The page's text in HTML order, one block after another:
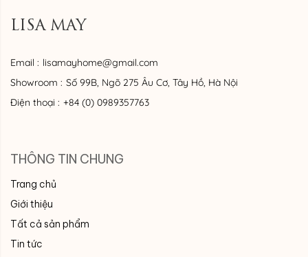
LISA MAY
Email : lisamayhome@gmail.com
Showroom : Số 99B, Ngõ 275 Âu Cơ, Tây Hồ, Hà Nội
Điện thoại : +84 (0) 0989357763
THÔNG TIN CHUNG
Trang chủ
Giới thiệu
Tất cả sản phẩm
Tin tức